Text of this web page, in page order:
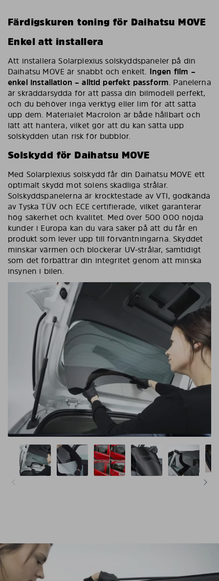
Färdigskuren toning för Daihatsu MOVE
Enkel att installera
Att installera Solarplexius solskyddspaneler på din
Daihatsu MOVE är snabbt och enkelt. Ingen film –
enkel installation – alltid perfekt passform. Panelerna
är skräddarsydda för att passa din bilmodell perfekt,
och du behöver inga verktyg eller lim för att sätta
upp dem. Materialet Macrolon är både hållbart och
lätt att hantera, vilket gör att du kan sätta upp
solskydden utan risk för bubblor.
Solskydd för Daihatsu MOVE
Med Solarplexius solskydd får din Daihatsu MOVE ett
optimalt skydd mot solens skadliga strålar.
Solskyddspanelerna är krocktestade av VTI, godkända
av Tyska TÜV och ECE certifierade, vilket garanterar
hög säkerhet och kvalitet. Med över 500 000 nöjda
kunder i Europa kan du vara säker på att du får en
produkt som lever upp till förväntningarna. Skyddet
minskar värmen och blockerar UV-strålar, samtidigt
som det förbättrar din integritet genom att minska
insynen i bilen.